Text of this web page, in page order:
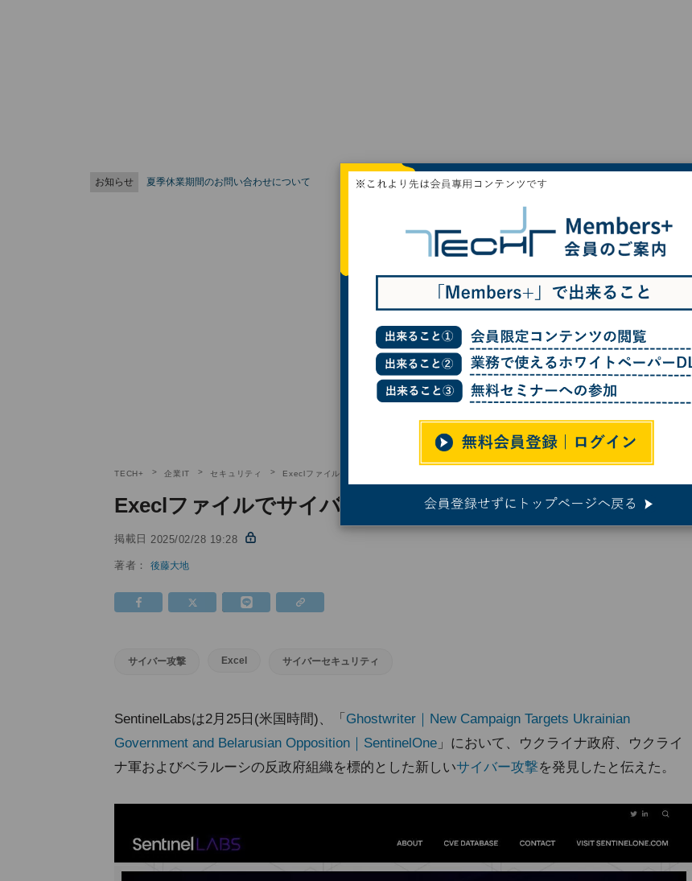
お知らせ 夏季休業期間のお問い合わせについて
TECH+ 企業IT セキュリティ Execlファイルでサイバー攻撃、ウクライナ軍を狙う
Execlファイルでサイバー攻撃、ウクライナ軍を狙う
掲載日 2025/02/28 19:28
著者：後藤大地
サイバー攻撃 Excel サイバーセキュリティ
SentinelLabsは2月25日(米国時間)、「 Ghostwriter｜New Campaign Targets Ukrainian
Government and Belarusian Opposition｜SentinelOne 」において、ウクライナ政府、ウクライ
ナ軍およびベラルーシの反政府組織を標的とした新しいサイバー攻撃を発見したと伝えた。